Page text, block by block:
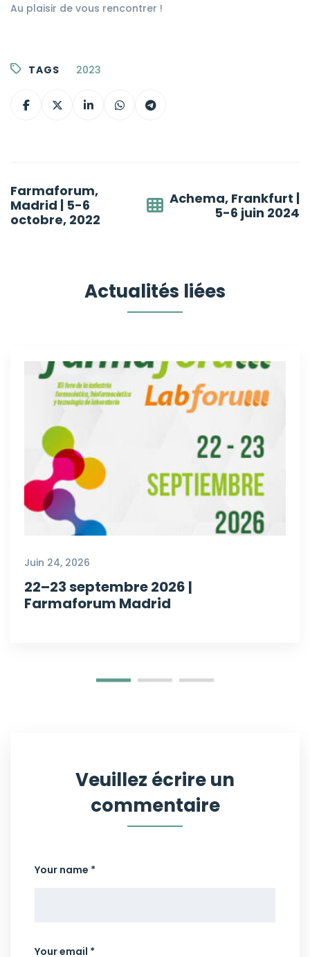
Au plaisir de vous rencontrer !
TAGS 2023
navigation
Farmaforum,
Madrid | 5-6
octobre, 2022
Achema, Frankfurt |
5-6 juin 2024
Actualités liées
Juin 24, 2026
22–23 septembre 2026 |
Farmaforum Madrid
Veuillez écrire un
commentaire
Your name *
Your email *